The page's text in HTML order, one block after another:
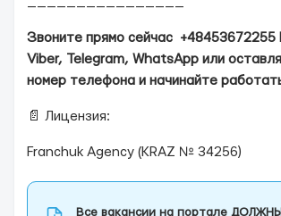
Звоните прямо сейчас +48453672255
Viber, Telegram, WhatsApp или
номер телефона и начинайте
📄 Лицензия:
Franchuk Agency (KRAZ № 34256)
Все вакансии на портале ДОЛЖНЫ